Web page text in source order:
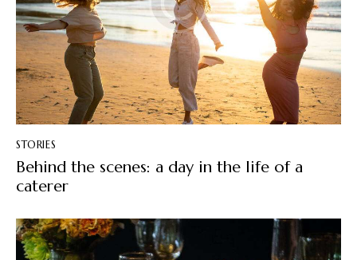
STORIES
Behind the scenes: a day in the life of a
caterer